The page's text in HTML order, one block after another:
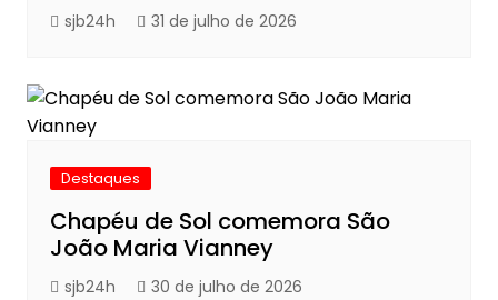
sjb24h 31 de julho de 2026
Destaques
Chapéu de Sol comemora São
João Maria Vianney
sjb24h 30 de julho de 2026